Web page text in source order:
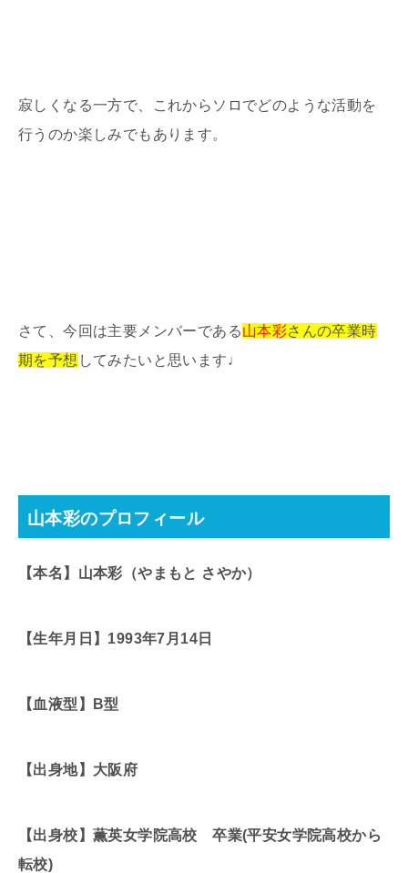
寂しくなる一方で、これからソロでどのような活動を
行うのか楽しみでもあります。
さて、今回は主要メンバーである山本彩さんの卒業時
期を予想 してみたいと思います♩
山本彩のプロフィール
【本名】山本彩（やまもと さやか）
【生年月日】1993年7月14日
【血液型】B型
【出身地】大阪府
【出身校】薫英女学院高校 卒業(平安女学院高校から
転校)